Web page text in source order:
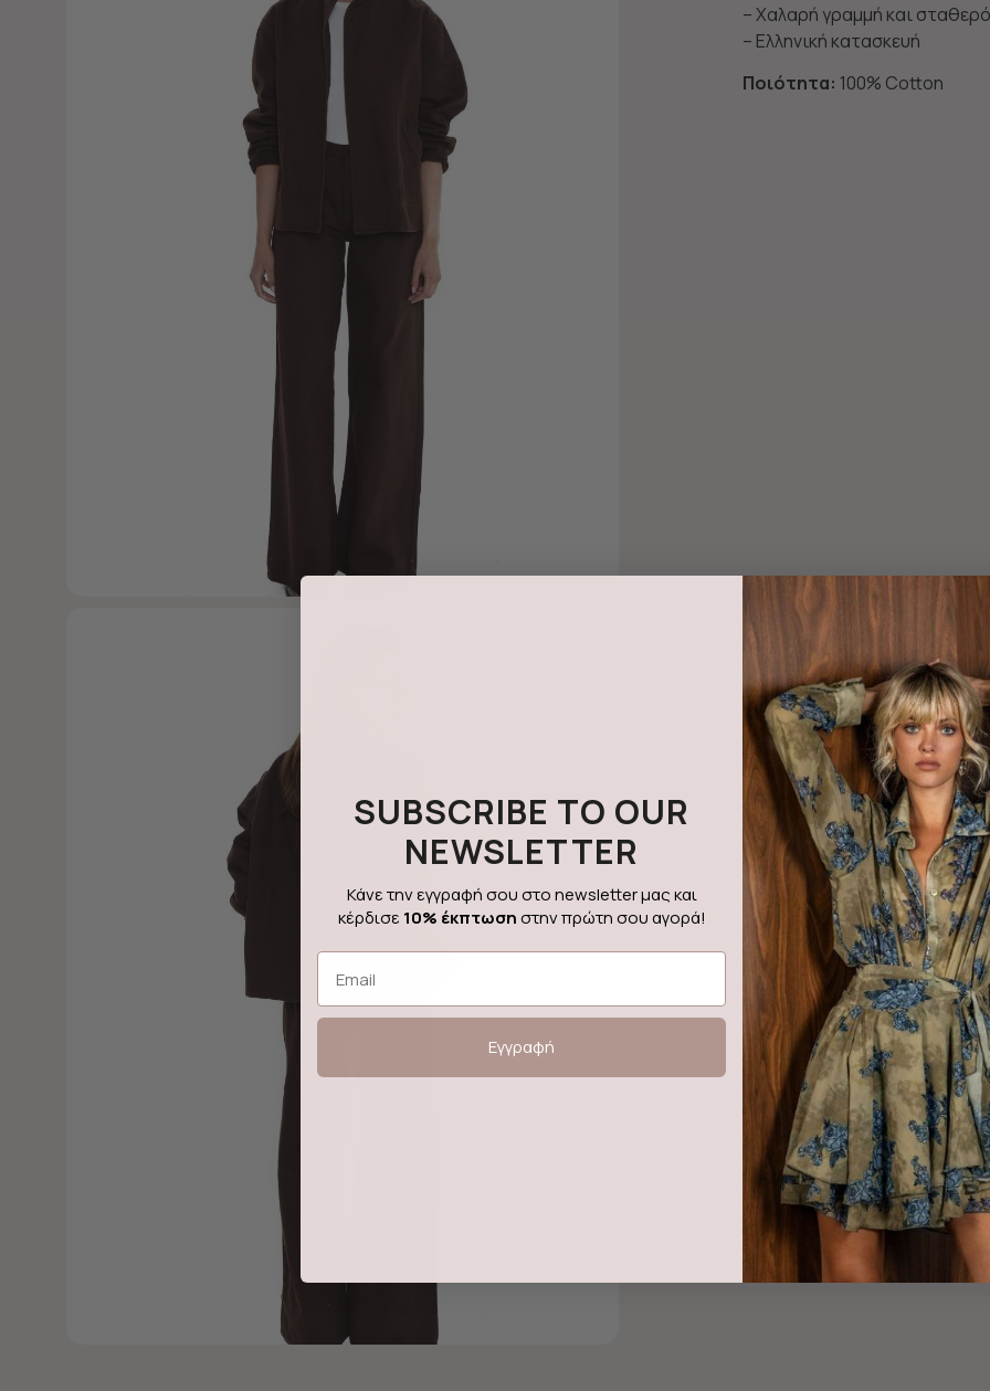
– Χαλαρή γραμμή και
– Ελληνική κατασκευή
Ποιότητα: 100% Cotton
SUBSCRIBE TO OUR
NEWSLETTER
Κάνε την εγγραφή σου στο newsletter μας και
κέρδισε 10% έκπτωσηστην πρώτη σου αγορά!
Email
Εγγραφή